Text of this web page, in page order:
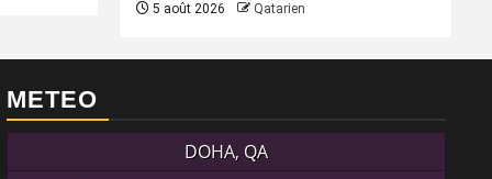
5 août 2026 Qatarien
METEO
DOHA, QA